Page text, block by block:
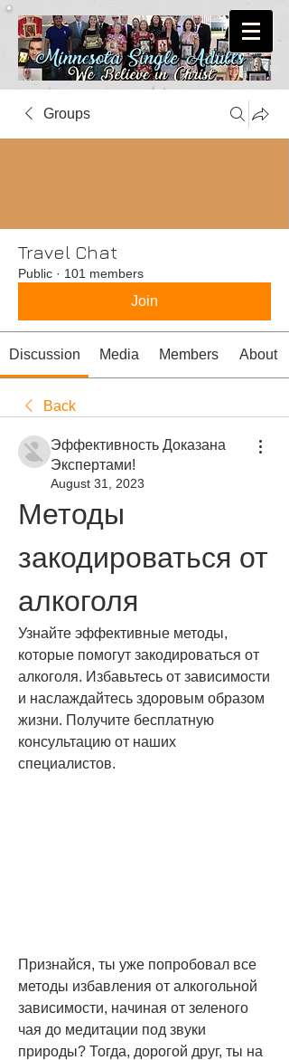
Groups
Travel Chat
Public · 101 members
Join
Discussion Media Members About
Back
Эффективность Доказана
Экспертами!
August 31, 2023
Методы
закодироваться от
алкоголя
Узнайте эффективные методы,
которые помогут закодироваться от
алкоголя. Избавьтесь от зависимости
и наслаждайтесь здоровым образом
жизни. Получите бесплатную
консультацию от наших
специалистов.
Признайся, ты уже попробовал все
методы избавления от алкогольной
зависимости, начиная от зеленого
чая до медитации под звуки
природы? Тогда, дорогой друг, ты на